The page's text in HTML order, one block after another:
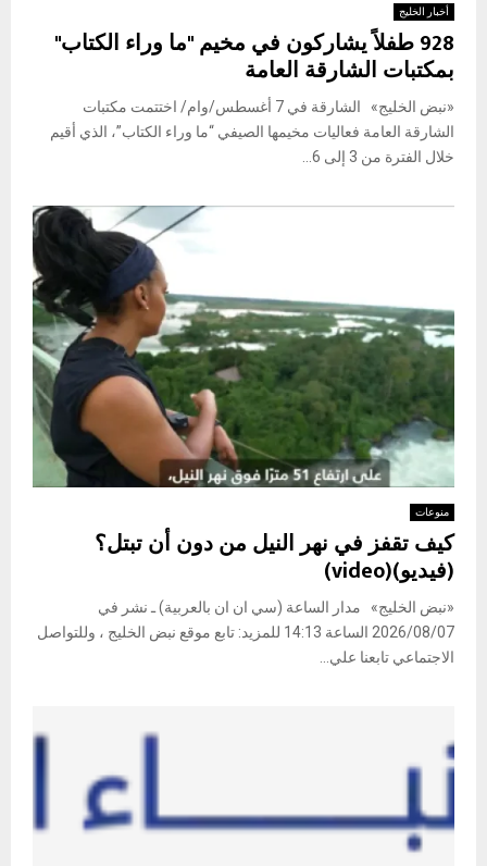
أخبار الخليج
928 طفلاً يشاركون في مخيم "ما وراء الكتاب"
بمكتبات الشارقة العامة
«نبض الخليج» الشارقة في 7 أغسطس/وام/ اختتمت مكتبات
الشارقة العامة فعاليات مخيمها الصيفي “ما وراء الكتاب”، الذي أقيم
خلال الفترة من 3 إلى 6...
منوعات
كيف تقفز في نهر النيل من دون أن تبتل؟
(فيديو)(video)
«نبض الخليج» مدار الساعة (سي ان ان بالعربية) ـ نشر في
2026/08/07 الساعة 14:13 للمزيد: تابع موقع نبض الخليج ، وللتواصل
الاجتماعي تابعنا علي...